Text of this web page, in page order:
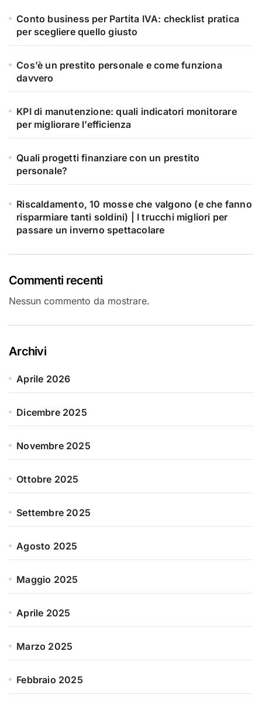
Conto business per Partita IVA: checklist pratica
per scegliere quello giusto
Cos’è un prestito personale e come funziona
davvero
KPI di manutenzione: quali indicatori monitorare
per migliorare l’efficienza
Quali progetti finanziare con un prestito
personale?
Riscaldamento, 10 mosse che valgono (e che fanno
risparmiare tanti soldini) | I trucchi migliori per
passare un inverno spettacolare
Commenti recenti
Nessun commento da mostrare.
Archivi
Aprile 2026
Dicembre 2025
Novembre 2025
Ottobre 2025
Settembre 2025
Agosto 2025
Maggio 2025
Aprile 2025
Marzo 2025
Febbraio 2025